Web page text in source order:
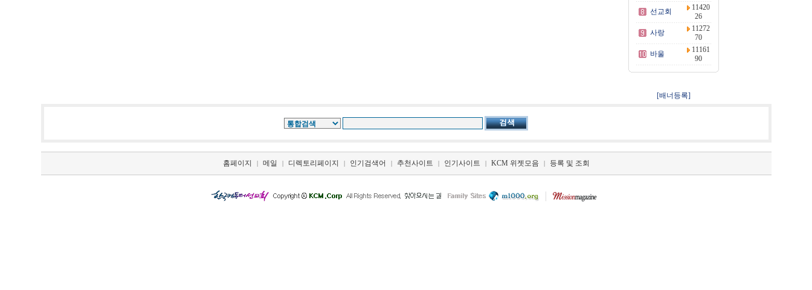
선교회
11420
26
사랑
11272
70
바울
11161
90
[배너등록]
홈페이지 | 메일 | 디렉토리페이지 | 인기검색어 | 추천사이트 | 인기사이트 | KCM 위젯모음 | 등록 및 조회